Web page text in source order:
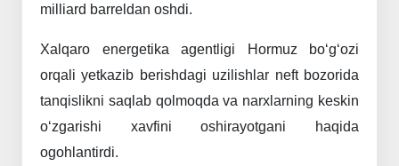
milliard barreldan oshdi.
Xalqaro energetika agentligi Hormuz
bo‘g‘ozi
orqali yetkazib berishdagi uzilishlar neft bozorida
tanqislikni saqlab qolmoqda va narxlarning keskin
o‘zgarishi
xavfini oshirayotgani
haqida
ogohlantirdi.